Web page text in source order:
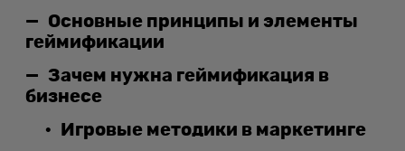
Основные принципы и элементы
геймификации
Зачем нужна геймификация в
бизнесе
Игровые методики в маркетинге